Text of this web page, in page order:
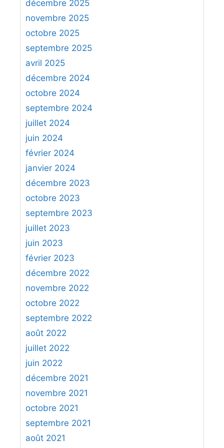
2…b1=D
2…bxc1=D 3.Txc1
Blancs
3.Ta3#
e
r
:
décembre 2025
novembre 2025
octobre 2025
septembre 2025
avril 2025
décembre 2024
octobre 2024
septembre 2024
juillet 2024
juin 2024
février 2024
janvier 2024
décembre 2023
octobre 2023
septembre 2023
juillet 2023
juin 2023
février 2023
décembre 2022
novembre 2022
octobre 2022
septembre 2022
août 2022
juillet 2022
juin 2022
décembre 2021
novembre 2021
octobre 2021
septembre 2021
août 2021